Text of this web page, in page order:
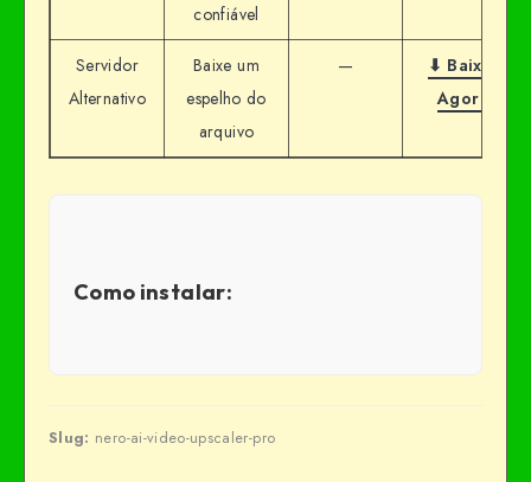
confiável
Servidor
Alternativo
Baixe um
espelho do
arquivo
—
⬇ Baixar
Agora
Como instalar:
Slug: nero-ai-video-upscaler-pro